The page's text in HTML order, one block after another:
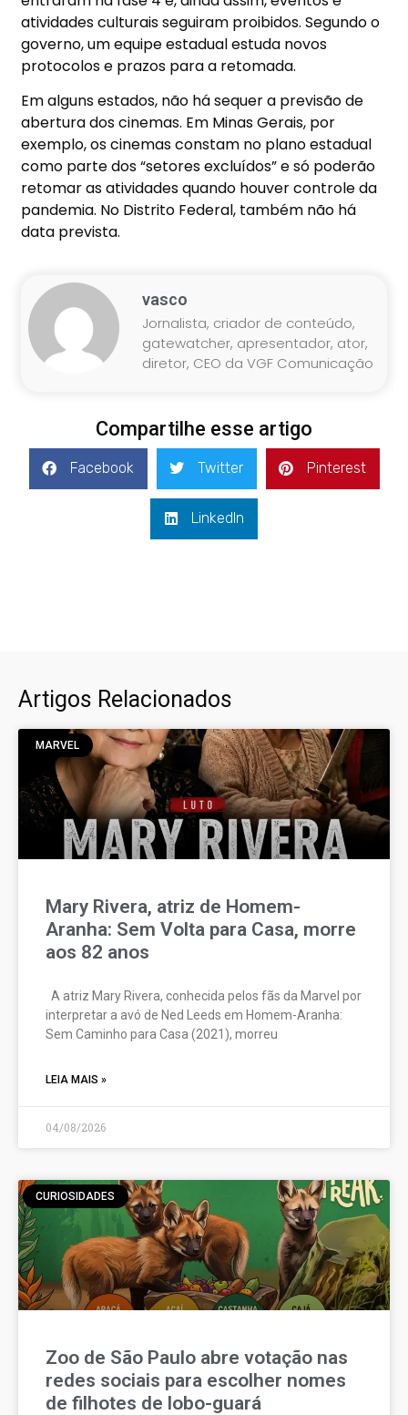
atividades culturais seguiram proibidos. Segundo o
governo, um equipe estadual estuda novos
protocolos e prazos para a retomada.
Em alguns estados, não há sequer a previsão de
abertura dos cinemas. Em Minas Gerais, por
exemplo, os cinemas constam no plano estadual
como parte dos “setores excluídos” e só poderão
retomar as atividades quando houver controle da
pandemia. No Distrito Federal, também não há
data prevista.
vasco
Jornalista, criador de conteúdo,
gatewatcher, apresentador, ator,
diretor, CEO da VGF Comunicação
Compartilhe esse artigo
Facebook Twitter Pinterest
LinkedIn
Artigos Relacionados
MARVEL
Mary Rivera, atriz de Homem-
Aranha: Sem Volta para Casa, morre
aos 82 anos
A atriz Mary Rivera, conhecida pelos fãs da Marvel por
interpretar a avó de Ned Leeds em Homem-Aranha:
Sem Caminho para Casa (2021), morreu
LEIA MAIS »
04/08/2026
CURIOSIDADES
Zoo de São Paulo abre votação nas
redes sociais para escolher nomes
de filhotes de lobo-guará